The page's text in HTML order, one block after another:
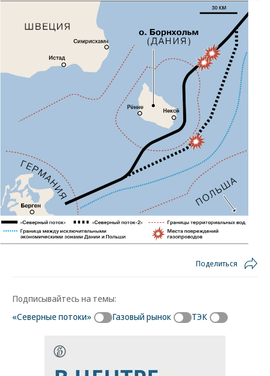
Поделиться
Подписывайтесь на темы:
«Северные потоки»
Газовый рынок ТЭК